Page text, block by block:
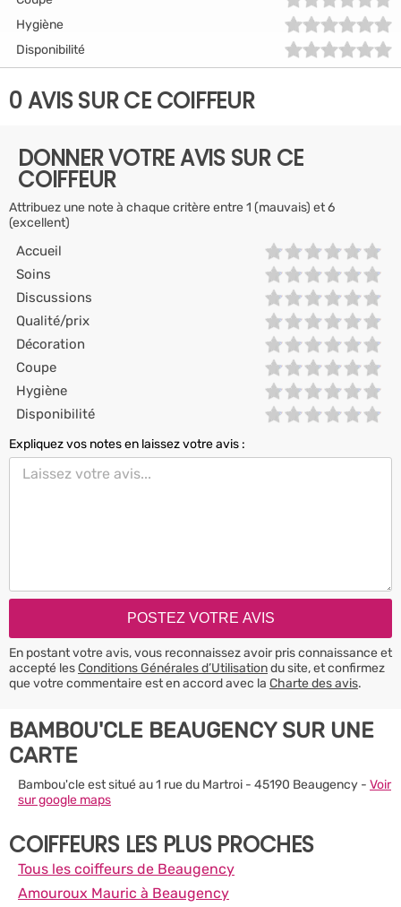
Hygiène
Disponibilité
0 AVIS SUR CE COIFFEUR
DONNER VOTRE AVIS SUR CE
COIFFEUR
Attribuez une note à chaque critère entre 1 (mauvais) et 6
(excellent)
Accueil
Soins
Discussions
Qualité/prix
Décoration
Coupe
Hygiène
Disponibilité
Expliquez vos notes en laissez votre avis :
En postant votre avis, vous reconnaissez avoir pris connaissance et
accepté lesConditions Générales d’Utilisationdu site, et confirmez
que votre commentaire est en accord avec la Charte des avis.
BAMBOU'CLE BEAUGENCY SUR UNE
CARTE
Bambou'cle est situé au 1 rue du Martroi - 45190 Beaugency - Voir
sur google maps
COIFFEURS LES PLUS PROCHES
Tous les coiffeurs de Beaugency
Amouroux Mauric à Beaugency